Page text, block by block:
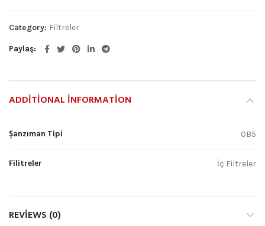
Category: Filtreler
Paylaş
ADDITIONAL INFORMATION
Şanzıman Tipi 0B5
Filitreler İç Filtreler
REVIEWS (0)